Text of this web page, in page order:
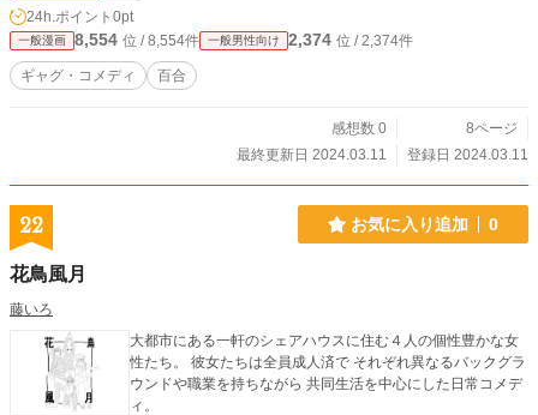
24h.ポイント 0pt
一般漫画 8,554 位 / 8,554件 一般男性向け 2,374 位 / 2,374件
ギャグ・コメディ 百合
感想数 0
8ページ
最終更新日 2024.03.11
登録日 2024.03.11
22 お気に入り追加 0
花鳥風月
藤いろ
大都市にある一軒のシェアハウスに住む４人の個性豊かな女
性たち。 彼女たちは全員成人済で それぞれ異なるバックグラ
ウンドや職業を持ちながら 共同生活を中心にした日常コメデ
ィ。